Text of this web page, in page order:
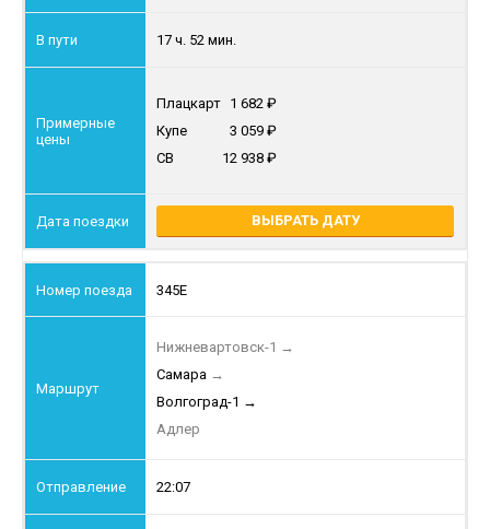
17 ч. 52 мин.
Плацкарт 1 682
Купе
3 059
СВ
12 938
ВЫБРАТЬ ДАТУ
345Е
Нижневартовск-1 →
Самара →
Волгоград-1 →
Адлер
22:07